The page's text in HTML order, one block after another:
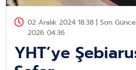
02 Aralık 2024 18:38 | Son
2026 04:36
YHT’ye